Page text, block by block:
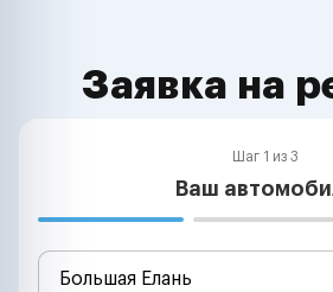
Заявка на
Шаг 1 из 3
Ваш